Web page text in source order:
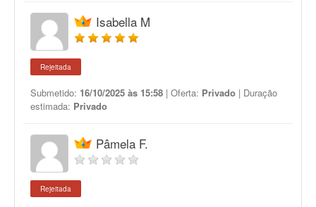
Isabella M
Rejeitada
Submetido: 16/10/2025 às 15:58 | Oferta: Privado | Duração
estimada: Privado
Pâmela F.
Rejeitada